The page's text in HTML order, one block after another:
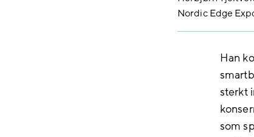
Nordic Edge
Han
sterkt
som